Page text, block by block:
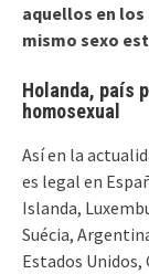
aquellos en
mismo sexo
Holanda, país
homosexual
Así en la
es legal en
Islanda,
Suécia,
Estados Unidos,